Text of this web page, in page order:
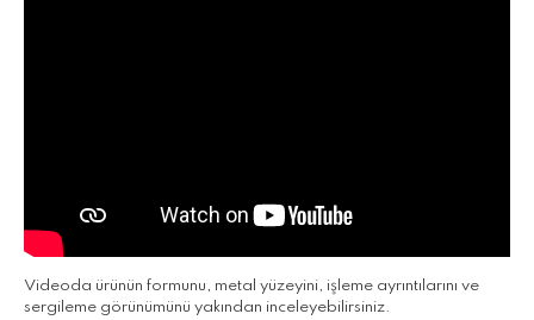
Videoda ürünün formunu, metal yüzeyini, işleme ayrıntılarını ve
sergileme görünümünü yakından inceleyebilirsiniz.